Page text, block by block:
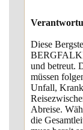
Diese
und betreut.
müssen
Unfall,
Abreise.
die